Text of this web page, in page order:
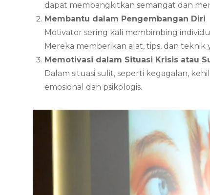
dapat membangkitkan semangat dan
Membantu dalam Pengembangan Diri
Motivator sering kali membimbing
Mereka memberikan alat, tips, dan
Memotivasi dalam Situasi Krisis atau
Dalam situasi sulit, seperti kegagalan,
emosional dan psikologis.